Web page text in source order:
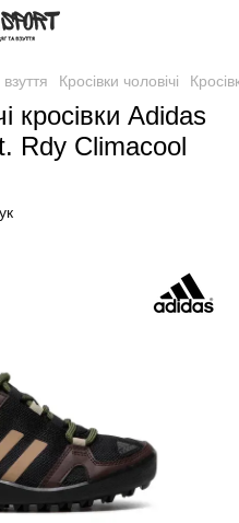
Кросівки чоловічі
кросівки Adidas
Rdy Climacool